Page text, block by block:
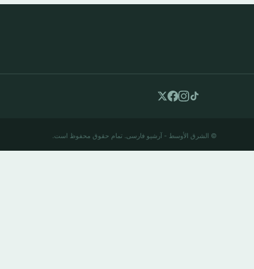
© الشرق الأوسط - آرشیو فارسی. تمام حقوق محفوظ است.